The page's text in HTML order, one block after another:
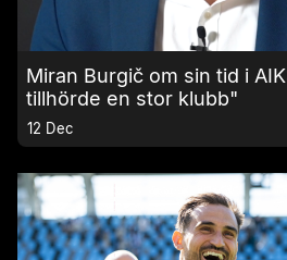
Miran Burgič om sin tid i
tillhörde en stor klubb"
12 Dec